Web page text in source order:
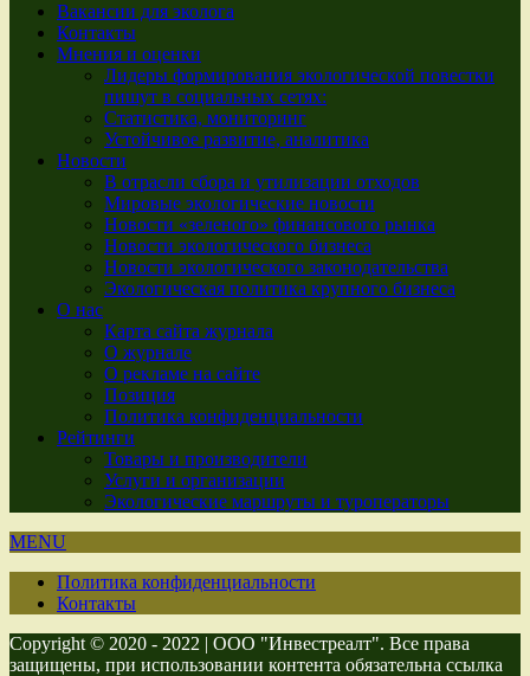
Вакансии для эколога
Контакты
Мнения и оценки
Лидеры формирования экологической повестки
пишут в социальных сетях:
Статистика, мониторинг
Устойчивое развитие, аналитика
Новости
В отрасли сбора и утилизации отходов
Мировые экологические новости
Новости «зеленого» финансового рынка
Новости экологического бизнеса
Новости экологического законодательства
Экологическая политика крупного бизнеса
О нас
Карта сайта журнала
О журнале
О рекламе на сайте
Позиция
Политика конфиденциальности
Рейтинги
Товары и производители
Услуги и организации
Экологические маршруты и туроператоры
MENU
Политика конфиденциальности
Контакты
Copyright © 2020 - 2022 | ООО "Инвестреалт". Все права
защищены, при использовании контента обязательна ссылка